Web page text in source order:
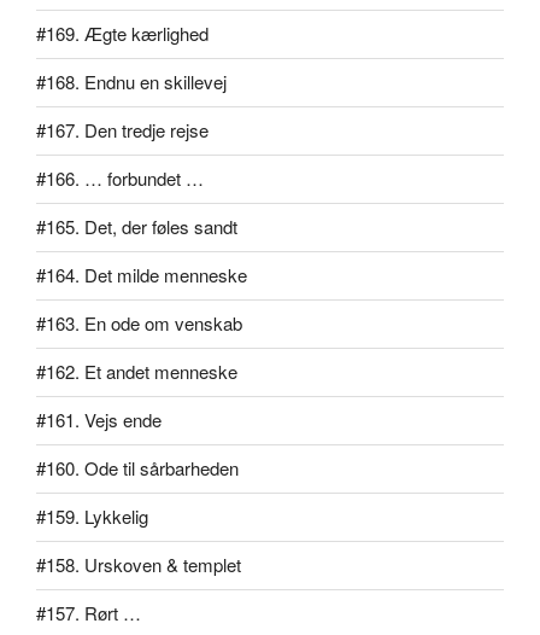
#169. Ægte kærlighed
#168. Endnu en skillevej
#167. Den tredje rejse
#166. … forbundet …
#165. Det, der føles sandt
#164. Det milde menneske
#163. En ode om venskab
#162. Et andet menneske
#161. Vejs ende
#160. Ode til sårbarheden
#159. Lykkelig
#158. Urskoven & templet
#157. Rørt …